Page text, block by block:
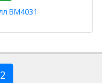
BM4031